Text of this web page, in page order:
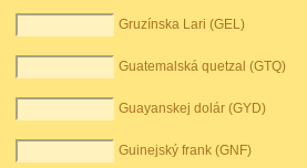
Gruzínska Lari (GEL)
Guatemalská quetzal (GTQ)
Guayanskej dolár (GYD)
Guinejský frank (GNF)